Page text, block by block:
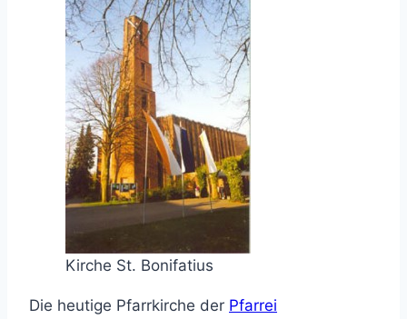
Kirche St. Bonifatius
Die heutige Pfarrkirche der Pfarrei